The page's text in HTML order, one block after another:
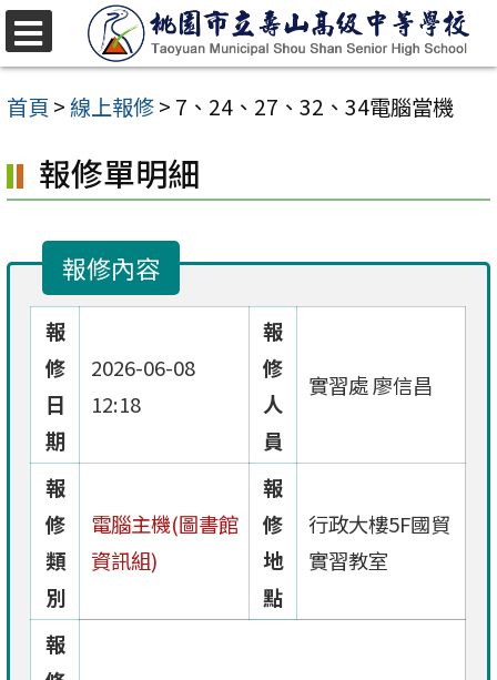
跳
至
主
內
容
首頁 >線上報修> 7、24、27、32、34電腦當機
報修單明細
報修內容
報
修
日
期
2026-06-08
12:18
報
修
人
員
實習處 廖信昌
報
修
類
別
電腦主機(圖書館
資訊組)
報
修
地
點
行政大樓5F國貿
實習教室
報
選
單